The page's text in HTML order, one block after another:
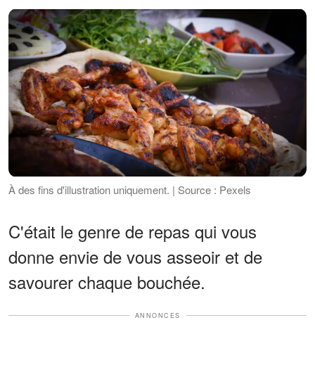
À des fins d'illustration uniquement. | Source : Pexels
C'était le genre de repas qui vous
donne envie de vous asseoir et de
savourer chaque bouchée.
ANNONCES